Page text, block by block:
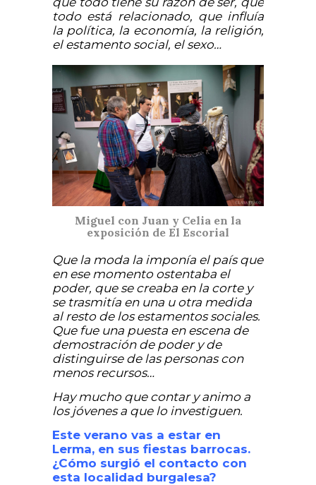
todo está relacionado, que influía
la política, la economía, la religión,
el estamento social, el sexo…
Miguel con Juan y Celia en la
exposición de El Escorial
Que la moda la imponía el país que
en ese momento ostentaba el
poder, que se creaba en la corte y
se trasmitía en una u otra medida
al resto de los estamentos sociales.
Que fue una puesta en escena de
demostración de poder y de
distinguirse de las personas con
menos recursos…
Hay mucho que contar y animo a
los jóvenes a que lo investiguen.
Este verano vas a estar en
Lerma, en sus fiestas barrocas.
¿Cómo surgió el contacto con
esta localidad burgalesa?